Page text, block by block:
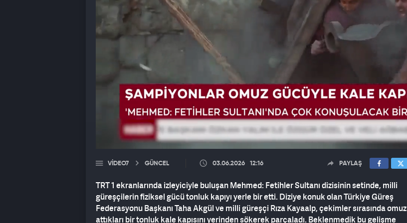
VIDEO7 GÜNCEL 03.06.2026 12:16 PAYLAŞ
TRT 1 ekranlarında izleyiciyle buluşan Mehmed: Fetihler Sultanı dizisinin setinde, milli
güreşçilerin fiziksel gücü tonluk kapıyı yerle bir etti. Diziye konuk olan Türkiye Güreş
Federasyonu Başkanı Taha Akgül ve milli güreşçi Rıza Kayaalp, çekimler sırasında omuz
attıkları bir tonluk kale kapısını yerinden sökerek parçaladı. Beklenmedik bu gelişme